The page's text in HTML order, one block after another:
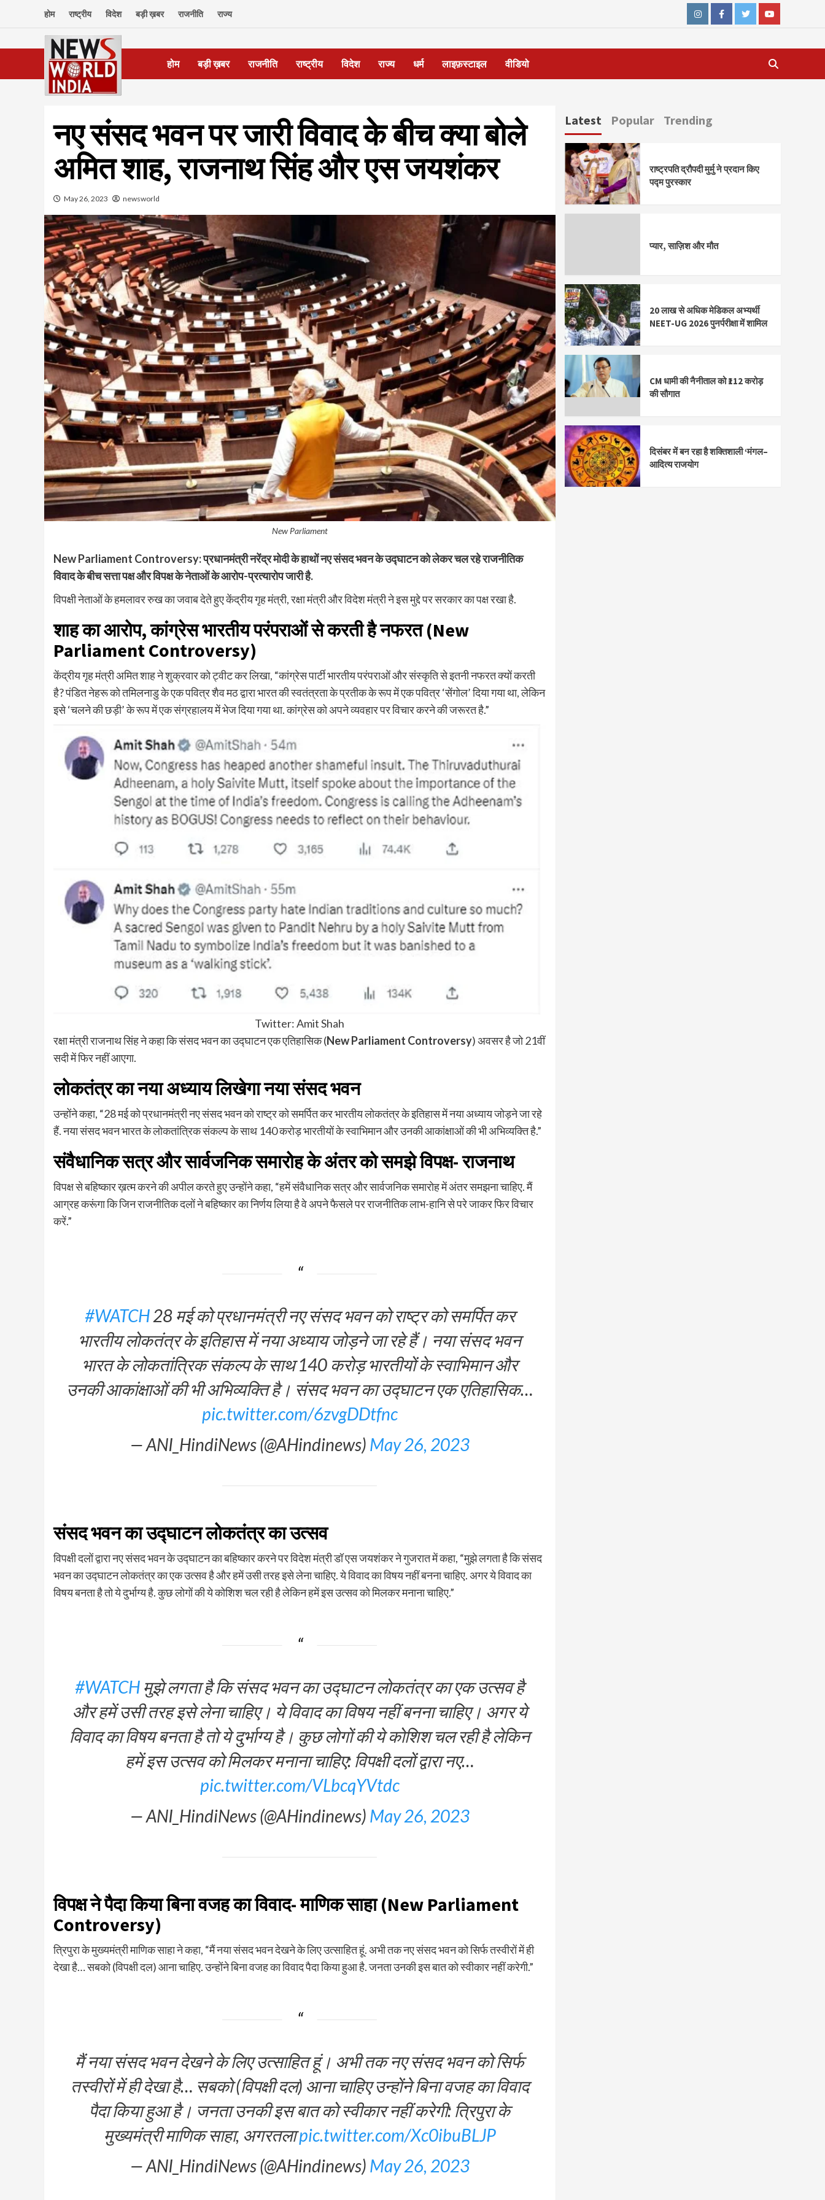
होम राष्ट्रीय विदेश बड़ी ख़बर राजनीति राज्य
InstagramFacebookTwitterYoutube
होम बड़ी ख़बर राजनीति राष्ट्रीय विदेश राज्य धर्म लाइफ़स्टाइल वीडियो
नए संसद भवन पर जारी विवाद के बीच क्या बोले
अमित शाह, राजनाथ सिंह और एस जयशंकर
May 26, 2023 newsworld
New Parliament
New Parliament Controversy: प्रधानमंत्री नरेंद्र मोदी के हाथों नए संसद भवन के उद्घाटन को लेकर चल रहे राजनीतिक
विवाद के बीच सत्ता पक्ष और विपक्ष के नेताओं के आरोप-प्रत्यारोप जारी है.
विपक्षी नेताओं के हमलावर रुख का जवाब देते हुए केंद्रीय गृह मंत्री, रक्षा मंत्री और विदेश मंत्री ने इस मुद्दे पर सरकार का पक्ष रखा है.
शाह का आरोप, कांग्रेस भारतीय परंपराओं से करती है नफरत (New
Parliament Controversy)
केंद्रीय गृह मंत्री अमित शाह ने शुक्रवार को ट्वीट कर लिखा, “कांग्रेस पार्टी भारतीय परंपराओं और संस्कृति से इतनी नफरत क्यों करती
है? पंडित नेहरू को तमिलनाडु के एक पवित्र शैव मठ द्वारा भारत की स्वतंत्रता के प्रतीक के रूप में एक पवित्र ‘सेंगोल’ दिया गया था, लेकिन
इसे ‘चलने की छड़ी’ के रूप में एक संग्रहालय में भेज दिया गया था. कांग्रेस को अपने व्यवहार पर विचार करने की जरूरत है.”
Twitter: Amit Shah
रक्षा मंत्री राजनाथ सिंह ने कहा कि संसद भवन का उद्घाटन एक एतिहासिक (New Parliament Controversy) अवसर है जो 21वीं
सदी में फिर नहीं आएगा.
लोकतंत्र का नया अध्याय लिखेगा नया संसद भवन
उन्होंने कहा, “28 मई को प्रधानमंत्री नए संसद भवन को राष्ट्र को समर्पित कर भारतीय लोकतंत्र के इतिहास में नया अध्याय जोड़ने जा रहे
हैं. नया संसद भवन भारत के लोकतांत्रिक संकल्प के साथ 140 करोड़ भारतीयों के स्वाभिमान और उनकी आकांक्षाओं की भी अभिव्यक्ति है.”
संवैधानिक सत्र और सार्वजनिक समारोह के अंतर को समझे विपक्ष- राजनाथ
विपक्ष से बहिष्कार ख़त्म करने की अपील करते हुए उन्होंने कहा, “हमें संवैधानिक सत्र और सार्वजनिक समारोह में अंतर समझना चाहिए. मैं
आग्रह करूंगा कि जिन राजनीतिक दलों ने बहिष्कार का निर्णय लिया है वे अपने फैसले पर राजनीतिक लाभ-हानि से परे जाकर फिर विचार
करें.”
#WATCH28 मई को प्रधानमंत्री नए संसद भवन को राष्ट्र को समर्पित कर
भारतीय लोकतंत्र के इतिहास में नया अध्याय जोड़ने जा रहे हैं। नया संसद भवन
भारत के लोकतांत्रिक संकल्प के साथ 140 करोड़ भारतीयों के स्वाभिमान और
उनकी आकांक्षाओं की भी अभिव्यक्ति है। संसद भवन का उद्घाटन एक एतिहासिक…
pic.twitter.com/6zvgDDtfnc
— ANI_HindiNews (@AHindinews) May 26, 2023
संसद भवन का उद्घाटन लोकतंत्र का उत्सव
विपक्षी दलों द्वारा नए संसद भवन के उद्घाटन का बहिष्कार करने पर विदेश मंत्री डॉ एस जयशंकर ने गुजरात में कहा, “मुझे लगता है कि संसद
भवन का उद्घाटन लोकतंत्र का एक उत्सव है और हमें उसी तरह इसे लेना चाहिए. ये विवाद का विषय नहीं बनना चाहिए. अगर ये विवाद का
विषय बनता है तो ये दुर्भाग्य है. कुछ लोगों की ये कोशिश चल रही है लेकिन हमें इस उत्सव को मिलकर मनाना चाहिए.”
#WATCH मुझे लगता है कि संसद भवन का उद्घाटन लोकतंत्र का एक उत्सव है
और हमें उसी तरह इसे लेना चाहिए। ये विवाद का विषय नहीं बनना चाहिए। अगर ये
विवाद का विषय बनता है तो ये दुर्भाग्य है। कुछ लोगों की ये कोशिश चल रही है लेकिन
हमें इस उत्सव को मिलकर मनाना चाहिए: विपक्षी दलों द्वारा नए…
pic.twitter.com/VLbcqYVtdc
— ANI_HindiNews (@AHindinews) May 26, 2023
विपक्ष ने पैदा किया बिना वजह का विवाद- माणिक साहा (New Parliament
Controversy)
त्रिपुरा के मुख्यमंत्री माणिक साहा ने कहा, “मैं नया संसद भवन देखने के लिए उत्साहित हूं. अभी तक नए संसद भवन को सिर्फ तस्वीरों में ही
देखा है… सबको (विपक्षी दल) आना चाहिए. उन्होंने बिना वजह का विवाद पैदा किया हुआ है. जनता उनकी इस बात को स्वीकार नहीं करेगी.”
मैं नया संसद भवन देखने के लिए उत्साहित हूं। अभी तक नए संसद भवन को सिर्फ
तस्वीरों में ही देखा है… सबको (विपक्षी दल) आना चाहिए उन्होंने बिना वजह का विवाद
पैदा किया हुआ है। जनता उनकी इस बात को स्वीकार नहीं करेगी: त्रिपुरा के
मुख्यमंत्री माणिक साहा, अगरतलाpic.twitter.com/Xc0ibuBLJP
— ANI_HindiNews (@AHindinews) May 26, 2023
Latest Popular Trending
राष्ट्रपति द्रौपदी मुर्मु ने प्रदान किए
पद्म पुरस्कार
प्यार, साज़िश और मौत
20 लाख से अधिक मेडिकल अभ्यर्थी
NEET-UG 2026 पुनर्परीक्षा में शामिल
CM धामी की नैनीताल को ₹112 करोड़
की सौगात
दिसंबर में बन रहा है शक्तिशाली ‘मंगल–
आदित्य राजयोग